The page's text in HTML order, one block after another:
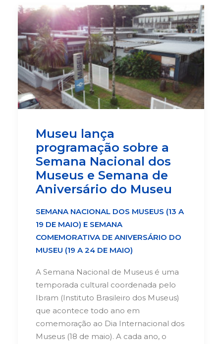
Museu lança
programação sobre a
Semana Nacional dos
Museus e Semana de
Aniversário do Museu
SEMANA NACIONAL DOS MUSEUS (13 A
19 DE MAIO) E SEMANA
COMEMORATIVA DE ANIVERSÁRIO DO
MUSEU (19 A 24 DE MAIO)
A Semana Nacional de Museus é uma
temporada cultural coordenada pelo
Ibram (Instituto Brasileiro dos Museus)
que acontece todo ano em
comemoração ao Dia Internacional dos
Museus (18 de maio). A cada ano, o